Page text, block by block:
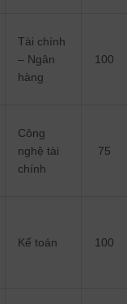
Tài chính
– Ngân
hàng
100
Công
nghệ tài
chính
75
Kế toán 100